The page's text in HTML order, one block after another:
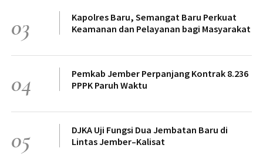
03
Kapolres Baru, Semangat Baru Perkuat
Keamanan dan Pelayanan bagi Masyarakat
04
Pemkab Jember Perpanjang Kontrak 8.236
PPPK Paruh Waktu
05
DJKA Uji Fungsi Dua Jembatan Baru di
Lintas Jember–Kalisat